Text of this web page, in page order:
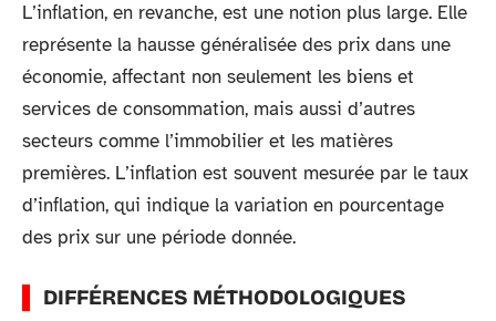
L’inflation, en revanche, est une notion plus large. Elle
représente la hausse généralisée des prix dans une
économie, affectant non seulement les biens et
services de consommation, mais aussi d’autres
secteurs comme l’immobilier et les matières
premières. L’inflation est souvent mesurée par le taux
d’inflation, qui indique la variation en pourcentage
des prix sur une période donnée.
DIFFÉRENCES MÉTHODOLOGIQUES